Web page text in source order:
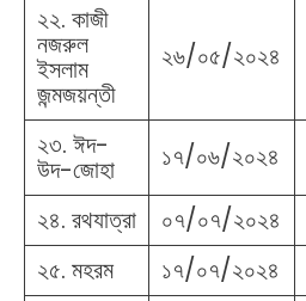
২২. কাজী
নজরুল
ইসলাম
জন্মজয়ন্তী
২৬/০৫/২০২৪
২৩. ঈদ-
উদ-জোহা ১৭/০৬/২০২৪
২৪. রথযাত্রা
০৭/০৭/২০২৪
২৫. মহরম
১৭/০৭/২০২৪